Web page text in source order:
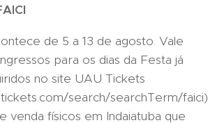
de 5 a 13 de agosto. Vale
para os dias da Festa já
no site UAU Tickets
search/searchTerm/faici)
venda físicos em Indaiatuba que